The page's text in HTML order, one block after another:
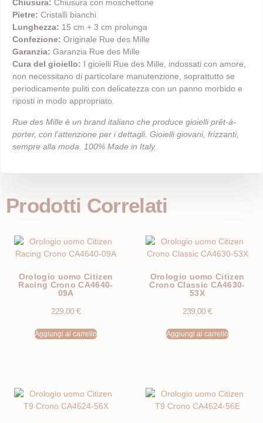
Chiusura: Chiusura con moschettone
Pietre: Cristalli bianchi
Lunghezza: 15 cm + 3 cm prolunga
Confezione: Originale Rue des Mille
Garanzia: Garanzia Rue des Mille
Cura del gioiello: I gioielli Rue des Mille, indossati con amore,
non necessitano di particolare manutenzione, soprattutto se
periodicamente puliti con delicatezza con un panno morbido e
riposti in modo appropriato.
Rue des Mille è un brand italiano che produce gioielli prêt-à-
porter, con l’attenzione per i dettagli. Gioielli giovani, frizzanti,
sempre alla moda. 100% Made in Italy.
Prodotti Correlati
Orologio uomo Citizen
Racing Crono CA4640-
09A
229,00 €
Aggiungi al carrello
Orologio uomo Citizen
Crono Classic CA4630-
53X
239,00 €
Aggiungi al carrello